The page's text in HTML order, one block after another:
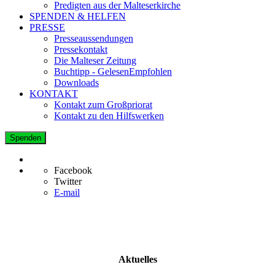
Predigten aus der Malteserkirche
SPENDEN & HELFEN
PRESSE
Presseaussendungen
Pressekontakt
Die Malteser Zeitung
Buchtipp - GelesenEmpfohlen
Downloads
KONTAKT
Kontakt zum Großpriorat
Kontakt zu den Hilfswerken
Spenden
Facebook
Twitter
E-mail
Aktuelles